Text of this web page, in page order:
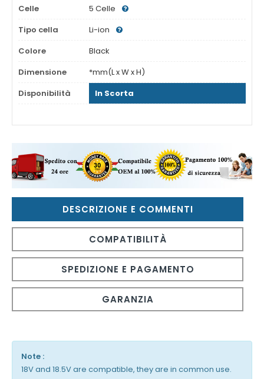
Celle
5 Celle
Tipo cella
Li-ion
Colore
Black
Dimensione
*mm(L x W x H)
Disponibilità
In Scorta
DESCRIZIONE E COMMENTI
COMPATIBILITÀ
SPEDIZIONE E PAGAMENTO
GARANZIA
Note :
18V and 18.5V are compatible, they are in common use.